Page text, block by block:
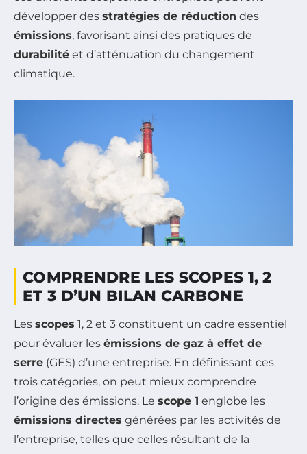
développer des stratégies de réduction des
émissions, favorisant ainsi des pratiques de
durabilité et d’atténuation du changement
climatique.
COMPRENDRE LES SCOPES 1, 2
ET 3 D’UN BILAN CARBONE
Les scopes 1, 2 et 3 constituent un cadre essentiel
pour évaluer les émissions de gaz à effet de
serre (GES) d’une entreprise. En définissant ces
trois catégories, on peut mieux comprendre
l’origine des émissions. Le scope 1 englobe les
émissions directes générées par les activités de
l’entreprise, telles que celles résultant de la